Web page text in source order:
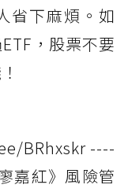
省下麻煩。如
，股票不要
BRhxskr ----
嘉紅》風險管